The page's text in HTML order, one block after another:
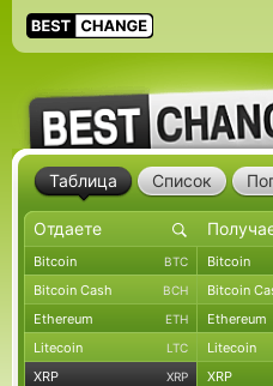
Таблица Список
Bitcoin BTC Bitcoin
Bitcoin Cash BCH Bitcoin
Ethereum ETH Ethereum
Litecoin LTC Litecoin
XRP XRP XRP